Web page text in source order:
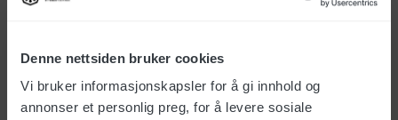
Denne nettsiden bruker cookies
Vi bruker informasjonskapsler for å gi innhold og
annonser et personlig preg, for å levere sosiale
Standardutstyr